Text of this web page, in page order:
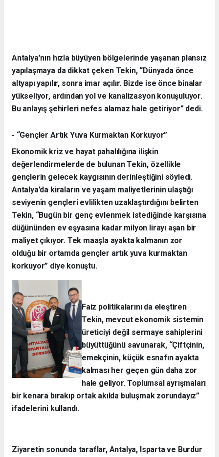
Antalya’nın hızla büyüyen bölgelerinde yaşanan plansız
yapılaşmaya da dikkat çeken Tekin, “Dünyada önce
altyapı yapılır, sonra imar açılır. Bizde ise önce binalar
yükseliyor, ardından yol ve kanalizasyon konuşuluyor.
Bu anlayış şehirleri nefes alamaz hale getiriyor” dedi.
- “Gençler Artık Yuva Kurmaktan Korkuyor”
Ekonomik kriz ve hayat pahalılığına ilişkin
değerlendirmelerde de bulunan Tekin, özellikle
gençlerin gelecek kaygısının derinleştiğini söyledi.
Antalya’da kiraların ve yaşam maliyetlerinin ulaştığı
seviyenin gençleri evlilikten uzaklaştırdığını belirten
Tekin, “Bugün bir genç evlenmek istediğinde karşısına
düğününden ev eşyasına kadar milyon lirayı aşan bir
maliyet çıkıyor. Tek maaşla ayakta kalmanın zor
olduğu bir ortamda gençler artık yuva kurmaktan
korkuyor” diye konuştu.
Faiz politikalarını da eleştiren
Tekin, mevcut ekonomik sistemin
üreticiyi değil sermaye sahiplerini
büyüttüğünü savunarak, “Çiftçinin,
emekçinin, küçük esnafın ayakta
kalması her geçen gün daha zor
hale geliyor. Toplumsal ayrışmaları
bir kenara bırakıp ortak akılda buluşmak zorundayız”
ifadelerini kullandı.
Ziyaretin sonunda taraflar, Antalya, Isparta ve Burdur